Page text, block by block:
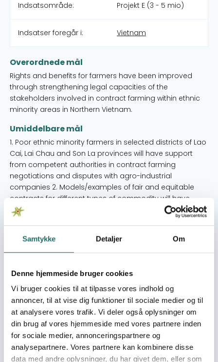
Samtykke Detaljer Om
Denne hjemmeside bruger cookies
Vi bruger cookies til at tilpasse vores indhold og
annoncer, til at vise dig funktioner til sociale medier og til
at analysere vores trafik. Vi deler også oplysninger om
din brug af vores hjemmeside med vores partnere inden
for sociale medier, annonceringspartnere og
analysepartnere. Vores partnere kan kombinere disse
data med andre oplysninger, du har givet dem, eller som
Indsatsområde: Projekt E (3 - 5 mio)
Indsatser foregår i: Vietnam
Overordnede mål
Rights and benefits for farmers have been improved
through strengthening legal capacities of the
stakeholders involved in contract farming within ethnic
minority areas in Northern Vietnam.
Umiddelbare mål
1. Poor ethnic minority farmers in selected districts of Lao
Cai, Lai Chau and Son La provinces will have support
from competent authorities in contract farming
negotiations and disputes with agro-industrial
companies 2. Models/examples of fair and equitable
contracts for different types of commodity will have
been developed between Farmer Groups and Agro-
Industrial Companies in which both parties understand
potentials of the Vietnam Lawyers Association and its
Legal Consulting Centers as trusted intermediaries will
and provincial and national policy makers.
Målgrupper
The primary target group of the project is poor and
disadvantaged farmers, mainly, but not exclusively,
among ethnic minorities, who are involved in contract
farming with local agro-industrial companies. The
project focuses on farmer groups from previous